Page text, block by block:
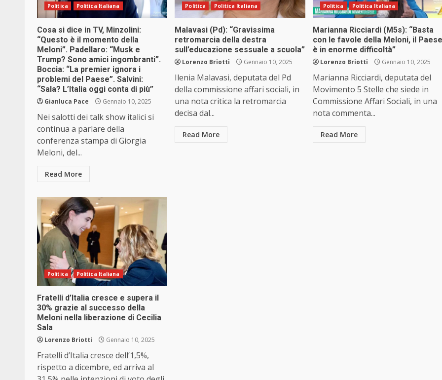
Politica Politica Italiana
Cosa si dice in TV, Minzolini:
“Questo è il momento della
Meloni”. Padellaro: “Musk e
Trump? Sono amici ingombranti”.
Boccia: “La premier ignora i
problemi del Paese”. Salvini:
“Sala? L’Italia oggi conta di più”
Gianluca Pace Gennaio 10, 2025
Nei salotti dei talk show italici si
continua a parlare della
conferenza stampa di Giorgia
Meloni, del...
Read More
Politica Politica Italiana
Malavasi (Pd): “Gravissima
retromarcia della destra
sull’educazione sessuale a scuola”
Lorenzo Briotti Gennaio 10, 2025
Ilenia Malavasi, deputata del Pd
della commissione affari sociali, in
una nota critica la retromarcia
decisa dal...
Read More
Politica Politica Italiana
Marianna Ricciardi (M5s): “Basta
con le favole della Meloni, il Paese
è in enorme difficoltà”
Lorenzo Briotti Gennaio 10, 2025
Marianna Ricciardi, deputata del
Movimento 5 Stelle che siede in
Commissione Affari Sociali, in una
nota commenta...
Read More
Politica Politica Italiana
Fratelli d’Italia cresce e supera il
30% grazie al successo della
Meloni nella liberazione di Cecilia
Sala
Lorenzo Briotti Gennaio 10, 2025
Fratelli d’Italia cresce dell’1,5%,
rispetto a dicembre, ed arriva al